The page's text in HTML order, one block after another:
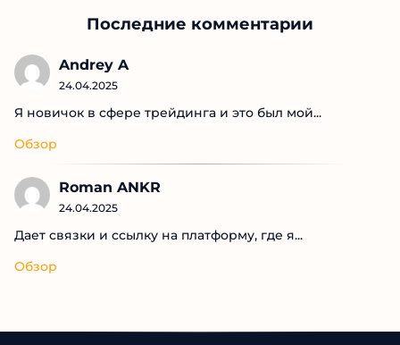
Последние комментарии
Andrey A
24.04.2025
Я новичок в сфере трейдинга и это был мой...
Обзор
Roman ANKR
24.04.2025
Дает связки и ссылку на платформу, где я...
Обзор